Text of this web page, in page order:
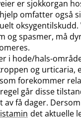
er sjokkorgan
omfatter også
oksygentilskudd.
og spasmer, må
i hode​/​hals-
og urticaria,
forekommer
går disse
av få dager.
det aktuelle